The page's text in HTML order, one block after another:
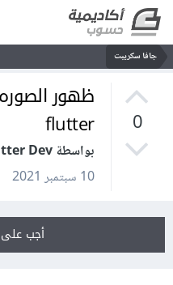
جافا سكريبت
0
ظهور
flutter
بواسطة Flutter Dev
10 سبتمبر 2021
أجب